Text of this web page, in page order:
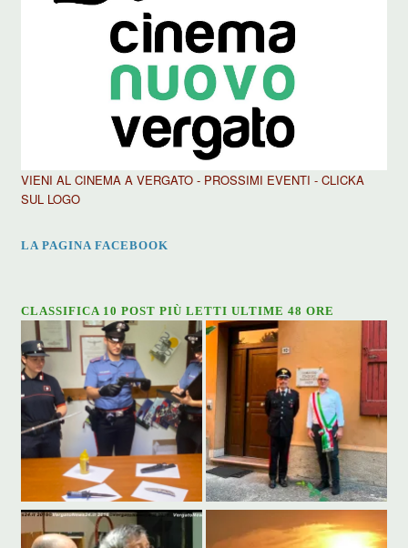
VIENI AL CINEMA A VERGATO - PROSSIMI EVENTI - CLICKA
SUL LOGO
LA PAGINA FACEBOOK
CLASSIFICA 10 POST PIÙ LETTI ULTIME 48 ORE